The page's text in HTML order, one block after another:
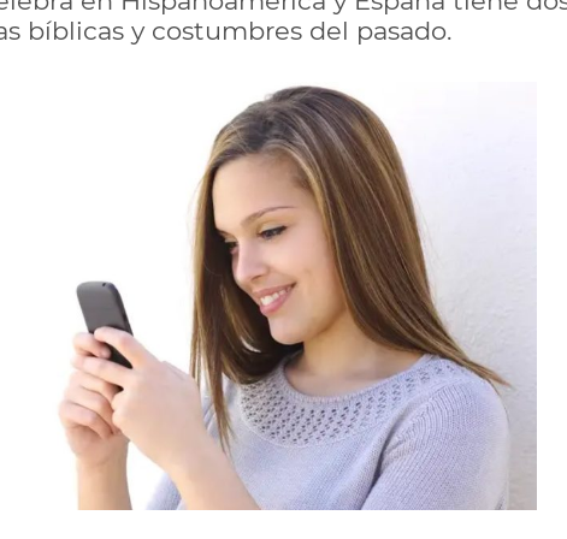
bíblicas y costumbres del pasado.